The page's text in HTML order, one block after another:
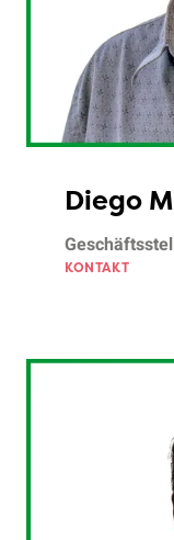
Diego
KONTAKT